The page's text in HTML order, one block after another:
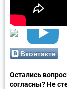
Вконтакте
Остались
согласны? Не